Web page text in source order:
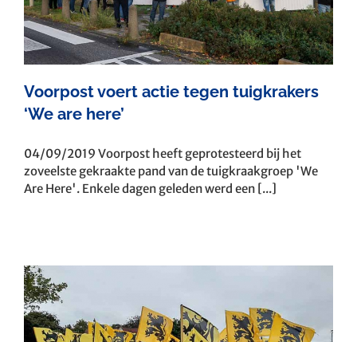
Voorpost voert actie tegen tuigkrakers
‘We are here’
04/09/2019 Voorpost heeft geprotesteerd bij het
zoveelste gekraakte pand van de tuigkraakgroep 'We
Are Here'. Enkele dagen geleden werd een [...]